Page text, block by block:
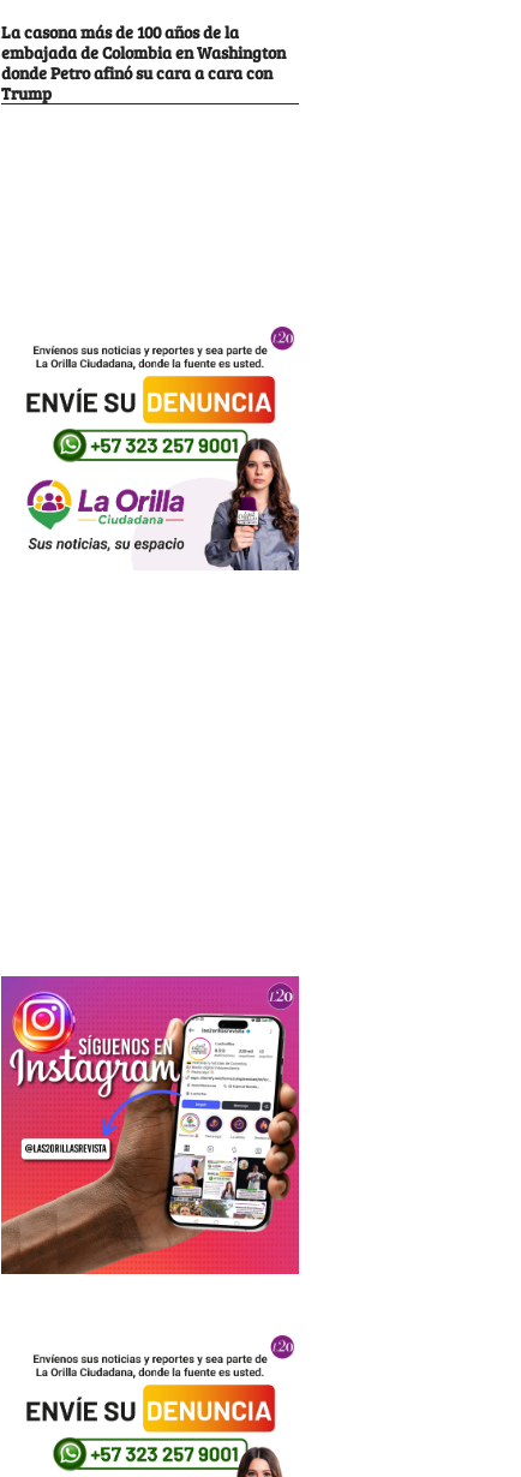
La casona más de 100 años de la
embajada de Colombia en Washington
donde Petro afinó su cara a cara con
Trump